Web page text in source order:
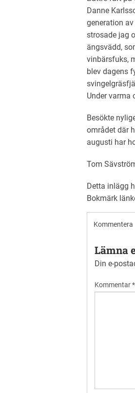
Danne
generation
strosade jag
ängsvädd,
vinbärsfuks,
blev dagens
Under varma
Besökte
området där
augusti har
Tom
Detta inlägg
Bokmärk
Kommentera
Lämna
Din e-
Kommentar*